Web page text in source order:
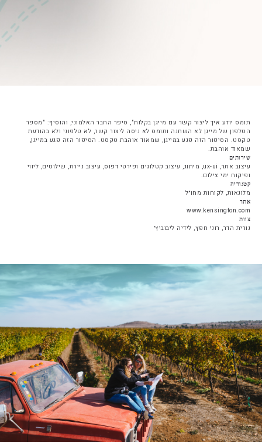
תומס יודע איך ליצור קשר עם מייגן בקלות", סיפר החבר האלמוני, והוסיף: "מספר
הטלפון של מייגן לא השתנה ותומס לא ניסה ליצור קשר, לא טלפוני ולא בהודעת
טקסט. הסיפור הזה פגע במייגן, שמאוד אוהבת טקסט. הסיפור הזה פגע במייגן,
שמאוד אוהבת.
שירותים
עיצוב אתר, ux-ui, מיתוג, עיצוב קטלוגים ופירטי דפוס, עיצוב ניירת, שילוטים, ליווי
ופיקוח ימי צילום.
קטגוריה
מלונאות, לקוחות מחו״ל
אתר
www.kensington.com
צוות
נורית הדר, רוני חפץ, לידיה ליבוביץ׳